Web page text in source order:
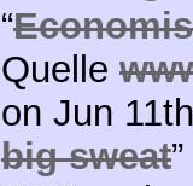
IMF’s
value of
ageing
ten times